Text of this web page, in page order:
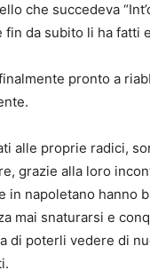
che succedeva
da subito li ha fatti
pronto a
alle proprie radici,
grazie alla loro
in napoletano hanno
mai snaturarsi e
di poterli vedere di